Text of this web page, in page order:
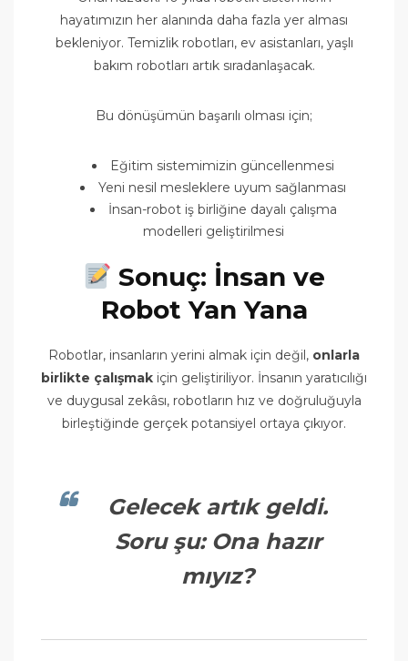
hayatımızın her alanında daha fazla yer alması
bekleniyor. Temizlik robotları, ev asistanları, yaşlı
bakım robotları artık sıradanlaşacak.
Bu dönüşümün başarılı olması için;
Eğitim sistemimizin güncellenmesi
Yeni nesil mesleklere uyum sağlanması
İnsan-robot iş birliğine dayalı çalışma
modelleri geliştirilmesi
Sonuç: İnsan ve
Robot Yan Yana
Robotlar, insanların yerini almak için değil, onlarla
birlikte çalışmak için geliştiriliyor. İnsanın yaratıcılığı
ve duygusal zekâsı, robotların hız ve doğruluğuyla
birleştiğinde gerçek potansiyel ortaya çıkıyor.
Gelecek artık geldi.
Soru şu: Ona hazır
mıyız?